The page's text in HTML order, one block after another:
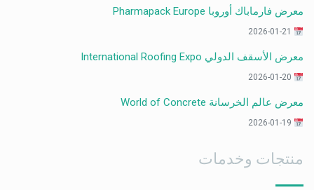
معرض فارماباك أوروبا Pharmapack Europe
معرض الأسقف الدولي International Roofing Expo
معرض عالم الخرسانة World of Concrete
منتجات وخدمات